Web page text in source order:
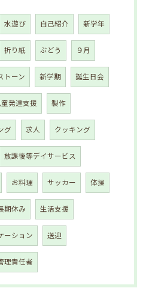
水遊び 自己紹介 新学年
折り紙 ぶどう ９月
トーン 新学期 誕生日会
童発達支援 製作
グ 求人 クッキング
放課後等デイサービス
お料理 サッカー 体操
期休み 生活支援
ーション 送迎
理責任者